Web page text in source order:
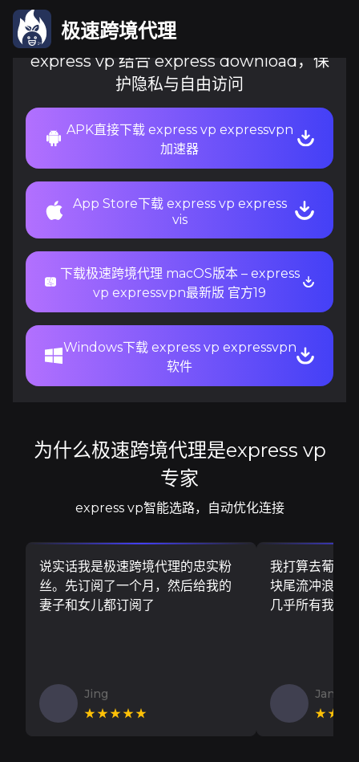
极速跨境代理
express vp 结合 express download，保
护隐私与自由访问
APK直接下载 express vp expressvpn
加速器
App Store下载 express vp express
vis
下载极速跨境代理 macOS版本 – express
vp expressvpn最新版 官方19
Windows下载 express vp expressvpn
软件
为什么极速跨境代理是express vp
专家
express vp智能选路，自动优化连接
说实话我是极速跨境代理的忠实粉
丝。先订阅了一个月，然后给我的
妻子和女儿都订阅了
Jing
★★★★★
我打算去葡萄
块尾流冲浪板
几乎所有我需
Jan V